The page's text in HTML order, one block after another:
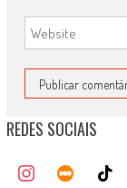
REDES SOCIAIS